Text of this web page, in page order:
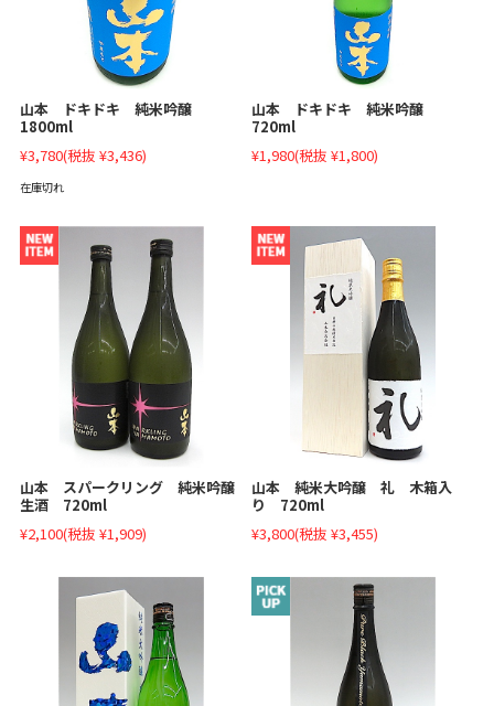
山本 ドキドキ 純米吟醸
1800ml
¥3,780(税抜 ¥3,436)
在庫切れ
山本 ドキドキ 純米吟醸
720ml
¥1,980(税抜 ¥1,800)
山本 スパークリング 純米吟醸
生酒 720ml
¥2,100(税抜 ¥1,909)
山本 純米大吟醸 礼 木箱入
り 720ml
¥3,800(税抜 ¥3,455)